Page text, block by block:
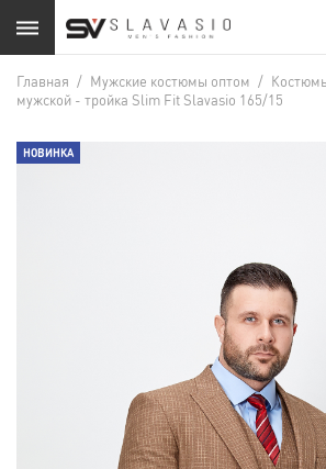
Главная / Мужские костюмы оптом /
мужской - тройка Slim Fit Slavasio 165/15
НОВИНКА